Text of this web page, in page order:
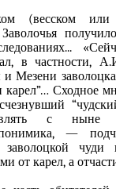
(весском или
Заволочья
в частности,
Мезени
Сходное
с ныне
—
заволоцкой чуди
от карел, а